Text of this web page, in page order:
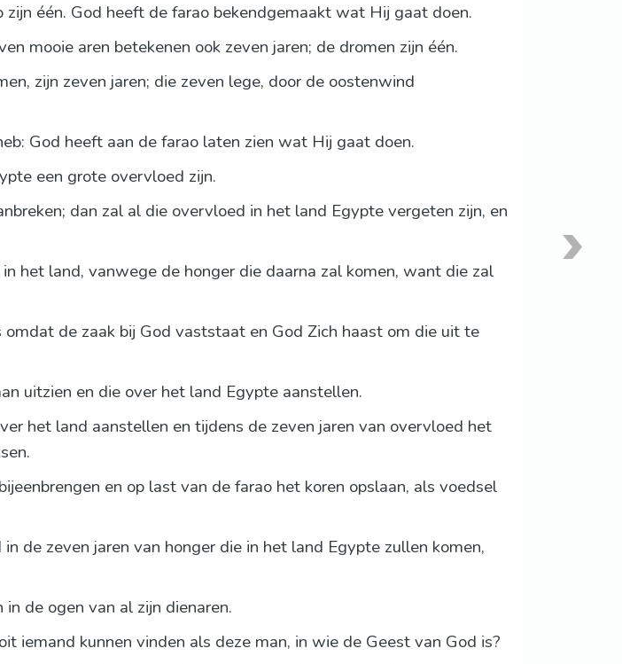
één. God heeft de farao bekendgemaakt wat Hij gaat doen.
mooie aren betekenen ook zeven jaren; de dromen zijn één.
zijn zeven jaren; die zeven lege, door de oostenwind
God heeft aan de farao laten zien wat Hij gaat doen.
een grote overvloed zijn.
dan zal al die overvloed in het land Egypte vergeten zijn, en
het land, vanwege de honger die daarna zal komen, want die zal
de zaak bij God vaststaat en God Zich haast om die uit te
uitzien en die over het land Egypte aanstellen.
het land aanstellen en tijdens de zeven jaren van overvloed het
en op last van de farao het koren opslaan, als voedsel
de zeven jaren van honger die in het land Egypte zullen komen,
de ogen van al zijn dienaren.
iemand kunnen vinden als deze man, in wie de Geest van God is?